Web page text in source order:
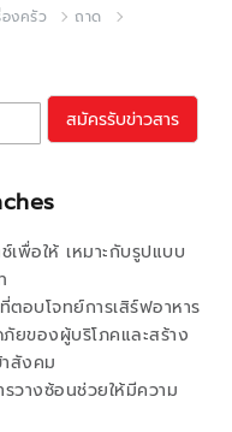
องครัว
ถาด
พื่อให้ เหมาะกับรูปแบบ
ตอบโจทย์การเสิร์ฟอาหาร
ยของผู้บริโภคและสร้าง
สังคม
วางซ้อนช่วยให้มีความ
สมัครรับข่าวสาร